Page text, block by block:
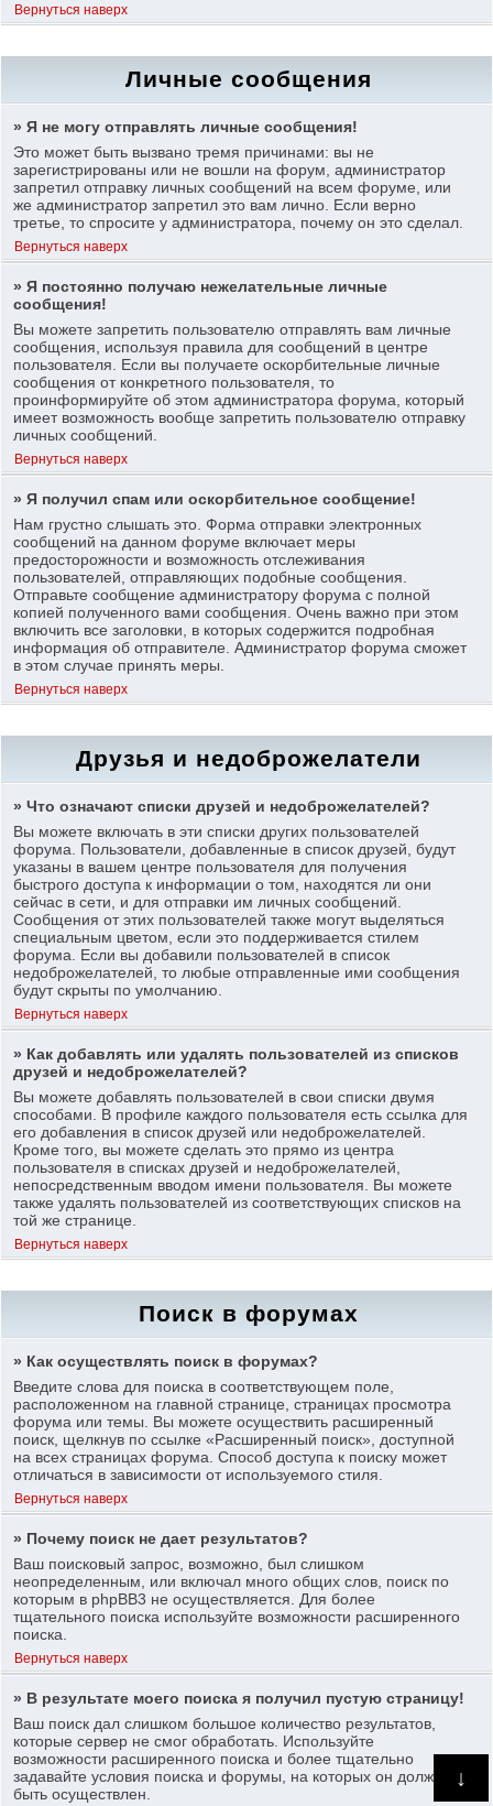
↓
Вернуться наверх
Личные сообщения
» Я не могу отправлять личные сообщения!
Это может быть вызвано тремя причинами: вы не
зарегистрированы или не вошли на форум, администратор
запретил отправку личных сообщений на всем форуме, или
же администратор запретил это вам лично. Если верно
третье, то спросите у администратора, почему он это сделал.
Вернуться наверх
» Я постоянно получаю нежелательные личные
сообщения!
Вы можете запретить пользователю отправлять вам личные
сообщения, используя правила для сообщений в центре
пользователя. Если вы получаете оскорбительные личные
сообщения от конкретного пользователя, то
проинформируйте об этом администратора форума, который
имеет возможность вообще запретить пользователю отправку
личных сообщений.
Вернуться наверх
» Я получил спам или оскорбительное сообщение!
Нам грустно слышать это. Форма отправки электронных
сообщений на данном форуме включает меры
предосторожности и возможность отслеживания
пользователей, отправляющих подобные сообщения.
Отправьте сообщение администратору форума с полной
копией полученного вами сообщения. Очень важно при этом
включить все заголовки, в которых содержится подробная
информация об отправителе. Администратор форума сможет
в этом случае принять меры.
Вернуться наверх
Друзья и недоброжелатели
» Что означают списки друзей и недоброжелателей?
Вы можете включать в эти списки других пользователей
форума. Пользователи, добавленные в список друзей, будут
указаны в вашем центре пользователя для получения
быстрого доступа к информации о том, находятся ли они
сейчас в сети, и для отправки им личных сообщений.
Сообщения от этих пользователей также могут выделяться
специальным цветом, если это поддерживается стилем
форума. Если вы добавили пользователей в список
недоброжелателей, то любые отправленные ими сообщения
будут скрыты по умолчанию.
Вернуться наверх
» Как добавлять или удалять пользователей из списков
друзей и недоброжелателей?
Вы можете добавлять пользователей в свои списки двумя
способами. В профиле каждого пользователя есть ссылка для
его добавления в список друзей или недоброжелателей.
Кроме того, вы можете сделать это прямо из центра
пользователя в списках друзей и недоброжелателей,
непосредственным вводом имени пользователя. Вы можете
также удалять пользователей из соответствующих списков на
той же странице.
Вернуться наверх
Поиск в форумах
» Как осуществлять поиск в форумах?
Введите слова для поиска в соответствующем поле,
расположенном на главной странице, страницах просмотра
форума или темы. Вы можете осуществить расширенный
поиск, щелкнув по ссылке «Расширенный поиск», доступной
на всех страницах форума. Способ доступа к поиску может
отличаться в зависимости от используемого стиля.
Вернуться наверх
» Почему поиск не дает результатов?
Ваш поисковый запрос, возможно, был слишком
неопределенным, или включал много общих слов, поиск по
которым в phpBB3 не осуществляется. Для более
тщательного поиска используйте возможности расширенного
поиска.
Вернуться наверх
» В результате моего поиска я получил пустую страницу!
Ваш поиск дал слишком большое количество результатов,
которые сервер не смог обработать. Используйте
возможности расширенного поиска и более тщательно
задавайте условия поиска и форумы, на которых он должен
быть осуществлен.